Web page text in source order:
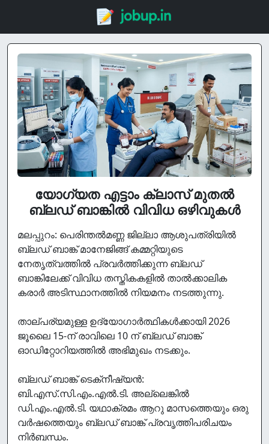
യോഗ്യത എട്ടാം ക്ലാസ് മുതൽ
ബ്ലഡ് ബാങ്കിൽ വിവിധ ഒഴിവുകൾ
മലപ്പുറം: പെരിന്തല്‍മണ്ണ ജില്ലാ ആശുപത്രിയില്‍
ബ്ലഡ് ബാങ്ക് മാനേജിങ്ങ് കമ്മറ്റിയുടെ
നേതൃത്വത്തില്‍ പ്രവര്‍ത്തിക്കുന്ന ബ്ലഡ്
ബാങ്കിലേക്ക് വിവിധ തസ്തികകളില്‍ താല്‍ക്കാലിക
കരാര്‍ അടിസ്ഥാനത്തില്‍ നിയമനം നടത്തുന്നു.
താല്പര്യമുള്ള ഉദ്യോഗാര്‍ത്ഥികള്‍ക്കായി 2026
ജൂലൈ 15-ന് രാവിലെ 10 ന് ബ്ലഡ് ബാങ്ക്
ഓഡിറ്റോറിയത്തില്‍ അഭിമുഖം നടക്കും.
ബ്ലഡ് ബാങ്ക് ടെക്‌നീഷ്യന്‍:
ബി.എസ്.സി.എം.എല്‍.ടി. അല്ലെങ്കില്‍
ഡി.എം.എല്‍.ടി. യഥാക്രമം ആറു മാസത്തെയും ഒരു
വര്‍ഷത്തെയും ബ്ലഡ് ബാങ്ക് പ്രവൃത്തിപരിചയം
നിര്‍ബന്ധം.